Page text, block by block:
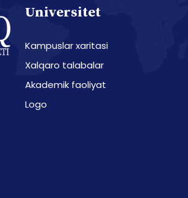
Universitet
Kampuslar xaritasi
Xalqaro talabalar
Akademik faoliyat
Logo